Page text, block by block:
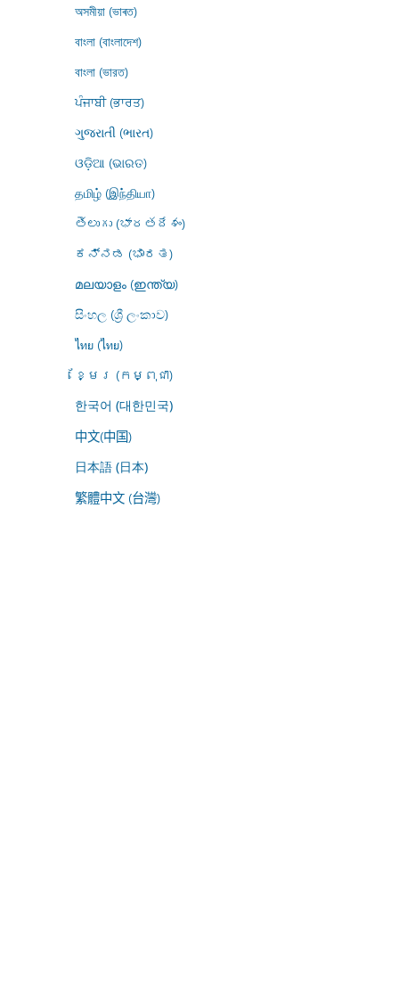
অসমীয়া (ভাৰত)
বাংলা (বাংলাদেশ)
বাংলা (ভারত)
ਪੰਜਾਬੀ (ਭਾਰਤ)
ગુજરાતી (ભારત)
ଓଡ଼ିଆ (ଭାରତ)
தமிழ் (இந்தியா)
తెలుగు (భారతదేశం)
ಕನ್ನಡ (ಭಾರತ)
മലയാളം (ഇന്ത്യ)
සිංහල (ශ්‍රී ලංකාව)
ไทย (ไทย)
ខ្មែរ (កម្ពុជា)
한국어 (대한민국)
中文(中国)
日本語 (日本)
繁體中文 (台灣)